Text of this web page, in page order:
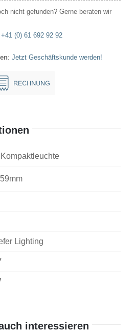
nicht gefunden? Gerne beraten wir
+41 (0) 61 692 92 92
: Jetzt Geschäftskunde werden!
Lighting
interessieren